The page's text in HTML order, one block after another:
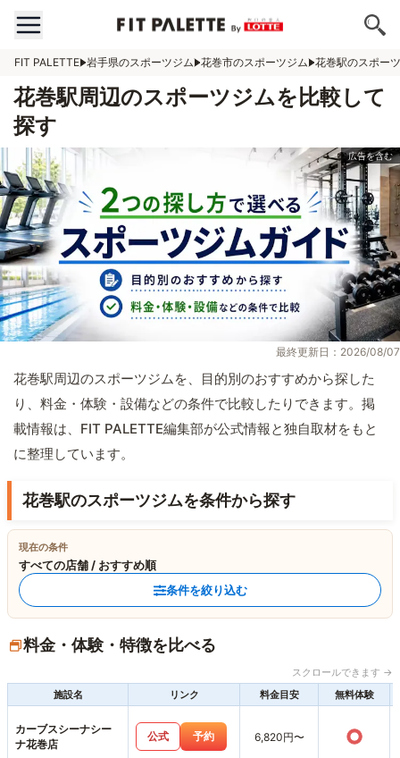
FIT PALETTE 岩手県のスポーツジム 花巻市のスポーツジム 花巻駅のスポー
花巻駅周辺のスポーツジムを比較して
探す
最終更新日：2026/08/07
花巻駅周辺のスポーツジムを、目的別のおすすめから探した
り、料金・体験・設備などの条件で比較したりできます。掲
載情報は、FIT PALETTE編集部が公式情報と独自取材をもと
に整理しています。
花巻駅のスポーツジムを条件から探す
現在の条件
すべての店舗 / おすすめ順
条件を絞り込む
料金・体験・特徴を比べる
スクロールできます →
施設名
リンク 料金目安 無料体験
カーブスシーナシー
ナ花巻店
公式 予約 6,820円〜 ○